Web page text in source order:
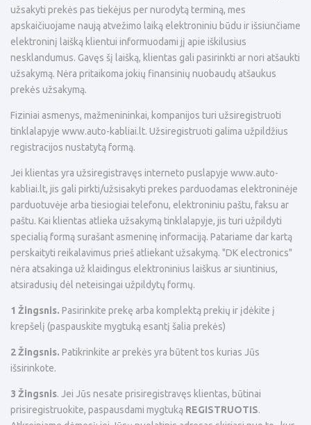
užsakyti prekės pas tiekėjus per nurodytą terminą, mes
apskaičiuojame naują atvežimo laiką elektroniniu būdu ir išsiunčiame
elektroninį laišką klientui informuodami jį apie iškilusius
nesklandumus. Gavęs šį laišką, klientas gali pasirinkti ar nori atšaukti
užsakymą. Nėra pritaikoma jokių finansinių nuobaudų atšaukus
prekės užsakymą.
Fiziniai asmenys, mažmenininkai, kompanijos turi užsiregistruoti
tinklalapyje www.auto-kabliai.lt. Užsiregistruoti galima užpildžius
registracijos nustatytą formą.
Jei klientas yra užsiregistravęs interneto puslapyje www.auto-
kabliai.lt, jis gali pirkti/užsisakyti prekes parduodamas elektroninėje
parduotuvėje arba tiesiogiai telefonu, elektroniniu paštu, faksu ar
paštu. Kai klientas atlieka užsakymą tinklalapyje, jis turi užpildyti
specialią formą surašant asmeninę informaciją. Patariame dar kartą
perskaityti reikalavimus prieš atliekant užsakymą. "DK electronics"
nėra atsakinga už klaidingus elektroninius laiškus ar siuntinius,
atsiradusių dėl neteisingai užpildytų formų.
1 Žingsnis. Pasirinkite prekę arba komplektą prekių ir įdėkite į
krepšelį (paspauskite mygtuką esantį šalia prekės)
2 Žingsnis. Patikrinkite ar prekės yra būtent tos kurias Jūs
išsirinkote.
3 Žingsnis. Jei Jūs nesate prisiregistravęs klientas, būtinai
prisiregistruokite, paspausdami mygtuką REGISTRUOTIS.